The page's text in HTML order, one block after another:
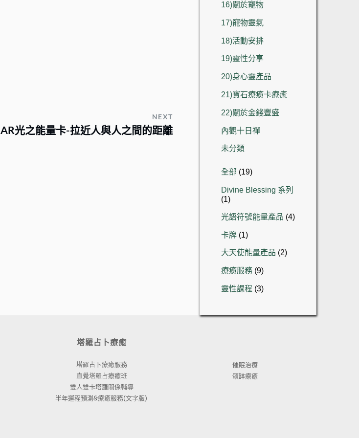
NEXT
AR光之能量卡-拉近人與人之間的距離
16)關於寵物
17)寵物靈氣
18)活動安排
19)靈性分享
20)身心靈產品
21)寶石療癒卡療癒
22)關於金錢豐盛
內觀十日禪
未分類
全部 1919
產
Divine Blessing 系列
11
產
品
光語符號能量產品 44
卡牌 11
產
品
大天使能量產品 22
療癒服務 99
產
靈性課程 33
品
塔羅占卜療癒
塔羅占卜療癒服務
直覺塔羅占療癒班
雙人雙卡塔羅關係輔導
半年運程預測&療癒服務(文字版)
催眠治療
頌缽療癒